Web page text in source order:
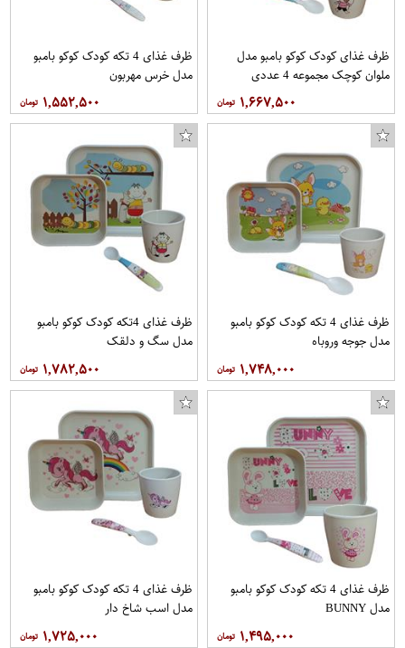
ظرف غذای کودک کوکو بامبو مدل
ملوان کوچک مجموعه 4 عددی
۱,۶۶۷,۵۰۰
ظرف غذای 4 تکه کودک کوکو بامبو
مدل خرس مهربون
۱,۵۵۲,۵۰۰
ظرف غذای 4 تکه کودک کوکو بامبو
مدل جوجه وروباه
۱,۷۴۸,۰۰۰
ظرف غذای 4تکه کودک کوکو بامبو
مدل سگ و دلقک
۱,۷۸۲,۵۰۰
ظرف غذای 4 تکه کودک کوکو بامبو
مدل BUNNY
۱,۴۹۵,۰۰۰
ظرف غذای 4 تکه کودک کوکو بامبو
مدل اسب شاخ دار
۱,۷۲۵,۰۰۰